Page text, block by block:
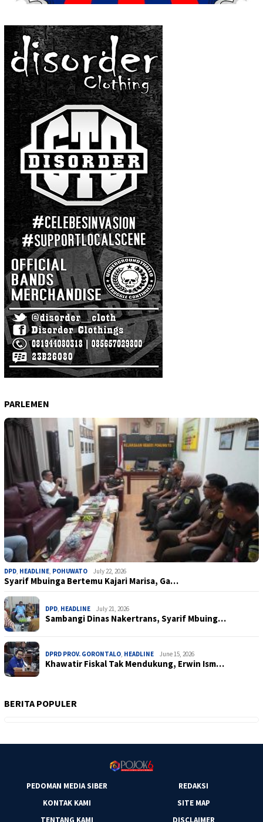
PARLEMEN
DPD HEADLINE POHUWATO July 22, 2026
Syarif Mbuinga Bertemu Kajari Marisa, Ga…
DPD HEADLINE July 21, 2026
Sambangi Dinas Nakertrans, Syarif Mbuing…
DPRD PROV. GORONTALO HEADLINE June 15, 2026
Khawatir Fiskal Tak Mendukung, Erwin Ism…
BERITA POPULER
PEDOMAN MEDIA SIBER
REDAKSI
KONTAK KAMI
SITE MAP